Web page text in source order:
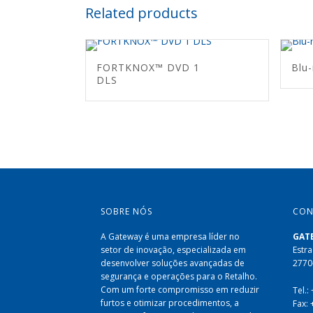
Related products
FORTKNOX™ DVD 1
DLS
SOBRE NÓS
A Gateway é uma empresa líder no
setor de inovação, especializada em
desenvolver soluções avançadas de
segurança e operações para o Retalho.
Com um forte compromisso em reduzir
furtos e otimizar procedimentos, a
Tel.:
Fax: